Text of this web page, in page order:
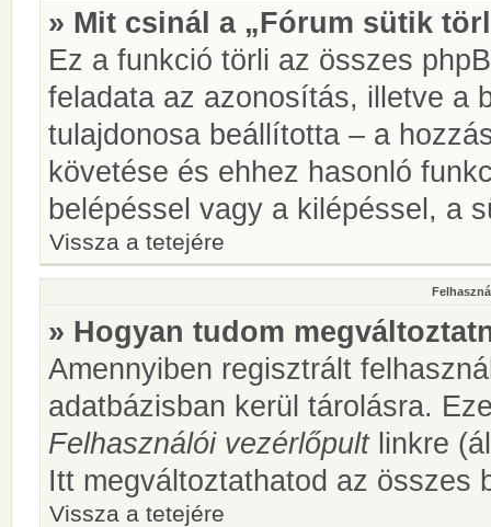
» Mit csinál a „Fórum sütik
Ez a funkció törli az összes
feladata az azonosítás, illetve a
tulajdonosa beállította – a
követése és ehhez hasonló
belépéssel vagy a kilépéssel, a
Vissza a tetejére
» Hogyan tudom
Amennyiben regisztrált
adatbázisban kerül tárolásra.
Felhasználói vezérlőpultlinkre
Itt megváltoztathatod az összes
Vissza a tetejére